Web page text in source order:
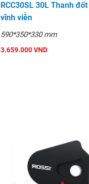
Bình
RCC30SL 30L Thanh
vĩnh viễn
590*350*330 mm
3.659.000 VND